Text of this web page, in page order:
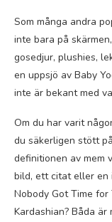
Som många andra
inte bara på
gosedjur, plushies,
en uppsjö av Baby
inte är bekant med
Om du har varit
du säkerligen stött
definitionen av mem
bild, ett citat eller en
Nobody Got Time
Kardashian? Båda